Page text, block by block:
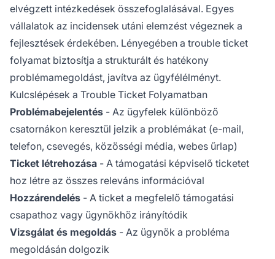
elvégzett intézkedések összefoglalásával. Egyes
vállalatok az incidensek utáni elemzést végeznek a
fejlesztések érdekében. Lényegében a trouble ticket
folyamat biztosítja a strukturált és hatékony
problémamegoldást, javítva az ügyfélélményt.
Kulcslépések a Trouble Ticket Folyamatban
Problémabejelentés - Az ügyfelek különböző
csatornákon keresztül jelzik a problémákat (e-mail,
telefon, csevegés, közösségi média, webes űrlap)
Ticket létrehozása - A támogatási képviselő ticketet
hoz létre az összes releváns információval
Hozzárendelés - A ticket a megfelelő támogatási
csapathoz vagy ügynökhöz irányítódik
Vizsgálat és megoldás - Az ügynök a probléma
megoldásán dolgozik